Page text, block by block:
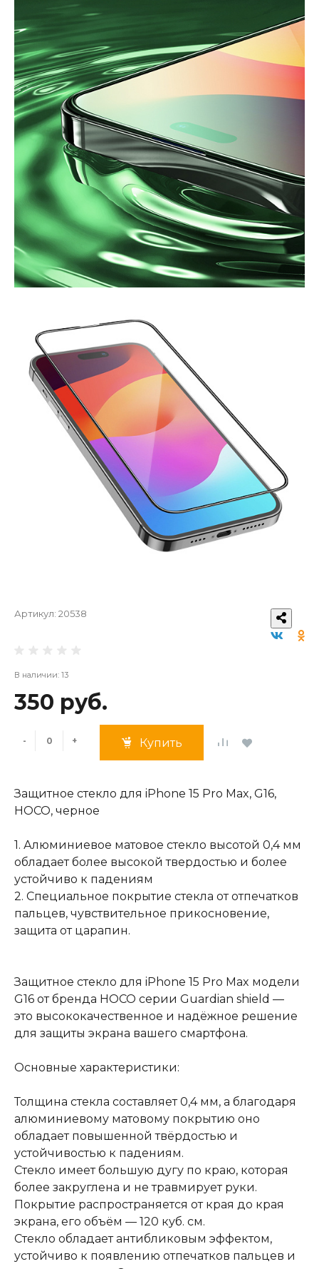
Артикул: 20538
В наличии: 13
350 руб.
- + Купить
Защитное стекло для iPhone 15 Pro Max, G16,
HOCO, черное
1. Алюминиевое матовое стекло высотой 0,4 мм
обладает более высокой твердостью и более
устойчиво к падениям
2. Специальное покрытие стекла от отпечатков
пальцев, чувствительное прикосновение,
защита от царапин.
Защитное стекло для iPhone 15 Pro Max модели
G16 от бренда HOCO серии Guardian shield —
это высококачественное и надёжное решение
для защиты экрана вашего смартфона.
Основные характеристики:
Толщина стекла составляет 0,4 мм, а благодаря
алюминиевому матовому покрытию оно
обладает повышенной твёрдостью и
устойчивостью к падениям.
Стекло имеет большую дугу по краю, которая
более закруглена и не травмирует руки.
Покрытие распространяется от края до края
экрана, его объём — 120 куб. см.
Стекло обладает антибликовым эффектом,
устойчиво к появлению отпечатков пальцев и